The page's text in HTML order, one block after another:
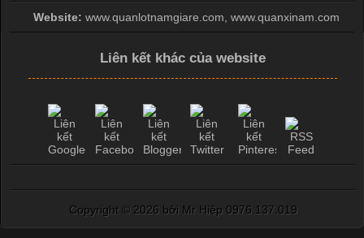
Website: www.quanlotnamgiare.com, www.quanxinam.com
Liên kết khác của website
Copyright © 2026 bởi Mr Hiệp 0976.137.019